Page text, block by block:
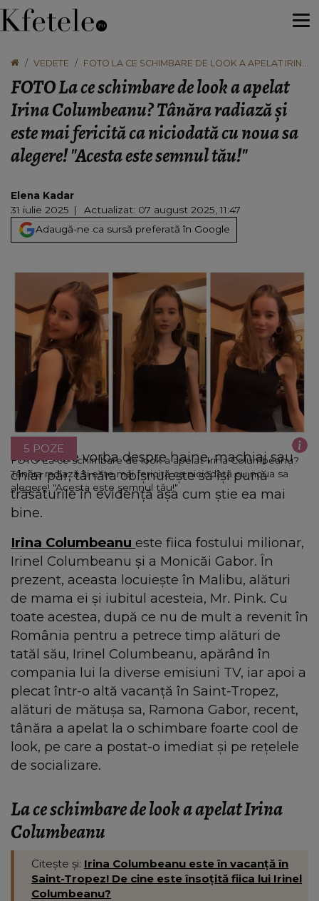
VEDETE
FOTO LA CE SCHIMBARE DE LOOK A APELAT IRINA
FERICITĂ CA NICIODATĂ CU NOUA SA ALEGERE!
"ACESTA ESTE SEMNUL TĂU!"
FOTO La ce schimbare de look a apelat
Irina Columbeanu? Tânăra radiază și
este mai fericită ca niciodată cu noua sa
alegere! "Acesta este semnul tău!"
Elena Kadar
31 iulie 2025
Actualizat: 07 august 2025, 11:47
Adaugă-ne ca sursă preferată în Google
FOTO La ce schimbare de look a apelat Irina Columbeanu?
Tânăra radiază și este mai fericită ca niciodată cu noua sa
alegere! "Acesta este semnul tău!"
5 POZE
Fie că este vorba despre haine, machiaj sau
chiar păr, tânăra obișnuiește să își pună
trăsăturile în evidență așa cum știe ea mai
bine.
Irina Columbeanu este fiica fostului milionar,
Irinel Columbeanu și a Monicăi Gabor. În
prezent, aceasta locuiește în Malibu, alături
de mama ei și iubitul acesteia, Mr. Pink. Cu
toate acestea, după ce nu de mult a revenit în
România pentru a petrece timp alături de
tatăl său, Irinel Columbeanu, apărând în
compania lui la diverse emisiuni TV, iar apoi a
plecat într-o altă vacanță în Saint-Tropez,
alături de mătușa sa, Ramona Gabor, recent,
tânăra a apelat la o schimbare foarte cool de
look, pe care a postat-o imediat și pe rețelele
de socializare.
La ce schimbare de look a apelat Irina
Columbeanu
Citește și: Irina Columbeanu este în vacanță în
Saint-Tropez! De cine este însoțită fiica lui Irinel
Columbeanu?